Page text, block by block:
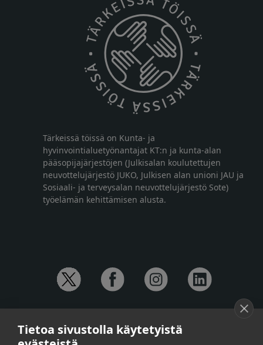
Tärkeissä töissä on Kunta- ja
hyvinvointialuetyönantajat KT:n ja kunta-alan
pääsopijajärjestöjen (Julkisalan koulutettujen
neuvottelujärjestö JUKO, Julkisen alan unioni JAU ja
Sosiaali- ja terveysalan neuvottelujärjestö Sote)
työelämän kehittämisen alusta.
Anna-Mari Jaanu, kehittämispäällikkö,
Tietoa sivustolla käytetyistä